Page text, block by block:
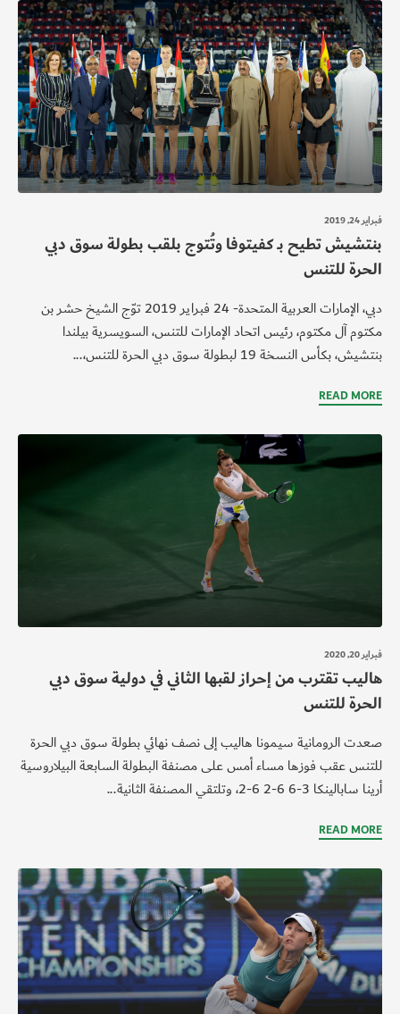
فبراير 24, 2019
بنتشيش تطيح بـ كفيتوفا وتُتوج بلقب بطولة سوق دبي
الحرة للتنس
دبي، الإمارات العربية المتحدة- 24 فبراير 2019 توّج الشيخ حشر بن
مكتوم آل مكتوم، رئيس اتحاد الإمارات للتنس، السويسرية بيلندا
بنتشيش، بكأس النسخة 19 لبطولة سوق دبي الحرة للتنس،...
READ MORE
فبراير 20, 2020
هاليب تقترب من إحراز لقبها الثاني في دولية سوق دبي
الحرة للتنس
صعدت الرومانية سيمونا هاليب إلى نصف نهائي بطولة سوق دبي الحرة
للتنس عقب فوزها مساء أمس على مصنفة البطولة السابعة البيلاروسية
أرينا سابالينكا 3-6 6-2 6-2، وتلتقي المصنفة الثانية...
READ MORE